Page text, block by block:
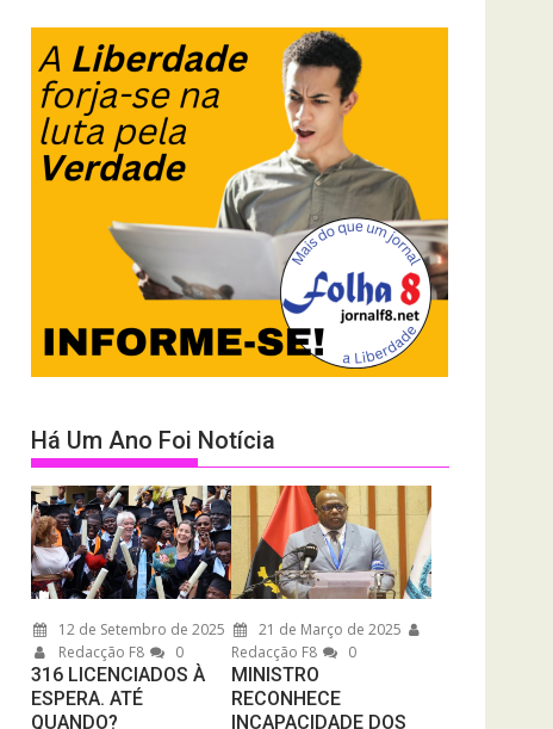
Há Um Ano Foi Notícia
12 de Setembro de 2025
Redacção F8
0
316 LICENCIADOS À
ESPERA. ATÉ
QUANDO?
21 de Março de 2025
Redacção F8
0
MINISTRO
RECONHECE
INCAPACIDADE DOS